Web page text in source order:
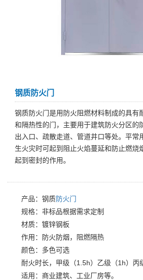
钢质防火门
钢质防火门是用防火阻燃材料制成的具有
和隔热性的门，主要用于建筑防火分区的
出入口、疏散走道、管道井口等处。平常
生火灾时可起到阻止火焰蔓延和防止燃烧
起到密封的作用。
产品：钢质防火门
规格：非标品根据需求定制
材质：镀锌钢板
作用：防火防烟，阻燃隔热
颜色：多色可选
耐火时长，甲级（1.5h）乙级（1h）丙
适用：商业建筑、工业厂房等。